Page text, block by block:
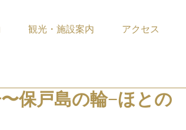
観光・施設案内 アクセス
保戸島の輪−ほとの